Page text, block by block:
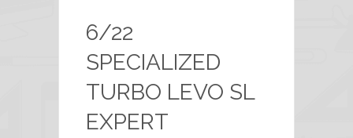
6/22
SPECIALIZED
TURBO LEVO SL
EXPERT